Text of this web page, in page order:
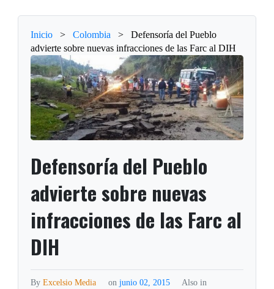
Inicio > Colombia >
Defensoría del Pueblo
advierte sobre nuevas infracciones de las Farc al DIH
Defensoría del Pueblo
advierte sobre nuevas
infracciones de las Farc al
DIH
ByExcelsio Media on junio 02, 2015
Also in